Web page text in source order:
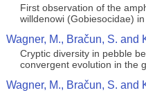
First observation of the
willdenowi (Gobiesocidae)
Wagner, M., Bračun, S. and
Cryptic diversity in pebble
convergent evolution in the
Wagner, M., Bračun, S. and